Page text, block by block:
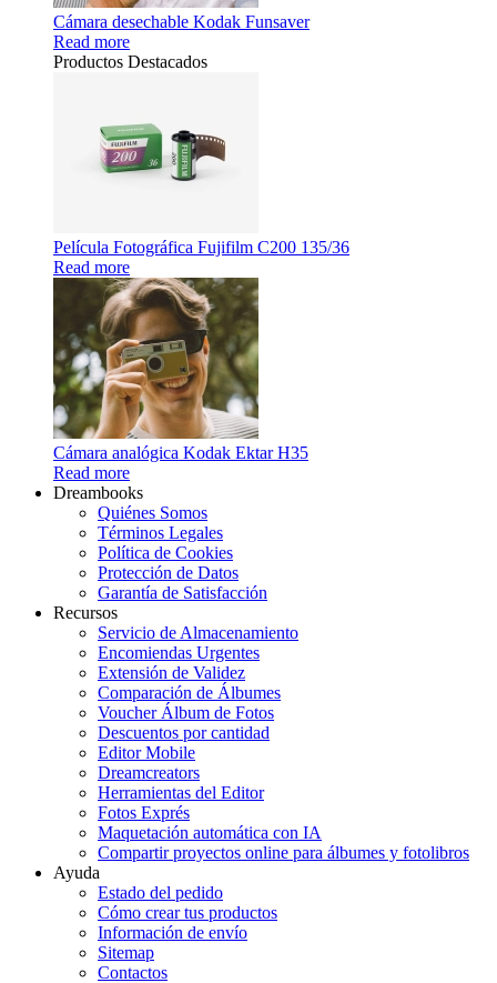
Cámara desechable Kodak Funsaver
Read more
Productos Destacados
Película Fotográfica Fujifilm C200 135/36
Read more
Cámara analógica Kodak Ektar H35
Read more
Dreambooks
Quiénes Somos
Términos Legales
Política de Cookies
Protección de Datos
Garantía de Satisfacción
Recursos
Servicio de Almacenamiento
Encomiendas Urgentes
Extensión de Validez
Comparación de Álbumes
Voucher Álbum de Fotos
Descuentos por cantidad
Editor Mobile
Dreamcreators
Herramientas del Editor
Fotos Exprés
Maquetación automática con IA
Compartir proyectos online para álbumes y fotolibros
Ayuda
Estado del pedido
Cómo crear tus productos
Información de envío
Sitemap
Contactos